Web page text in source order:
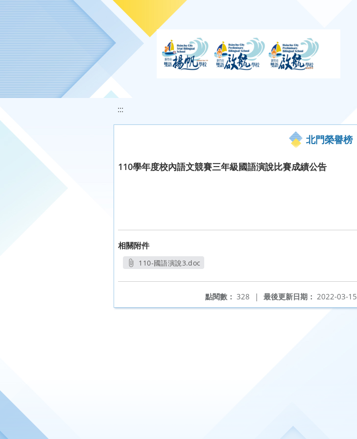
移至網頁之主要內容區位置
:::
北門榮譽榜
110學年度校內語文競賽三年級國語演說比賽成績公告
相關附件
110-國語演說3.doc
最後更新日期： 2022-03-15
點閱數： 328 |